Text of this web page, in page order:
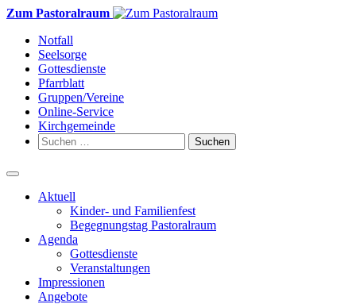
Weiter
Inhalt
Zum Pastoralraum
Notfall
Seelsorge
Gottesdienste
Pfarrblatt
Gruppen/Vereine
Online-Service
Kirchgemeinde
Suchen
nach:
Aktuell
Kinder- und Familienfest
Begegnungstag Pastoralraum
Agenda
Gottesdienste
Veranstaltungen
Impressionen
Angebote